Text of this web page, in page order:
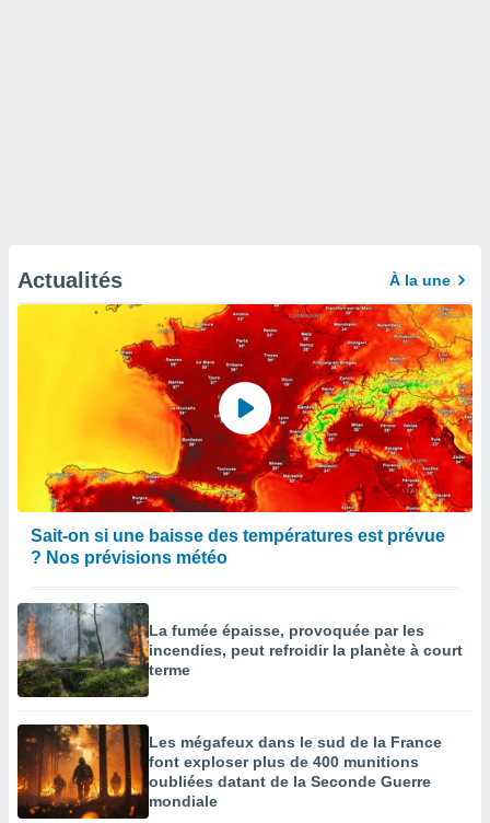
Actualités À la une
Sait-on si une baisse des températures est prévue
? Nos prévisions météo
La fumée épaisse, provoquée par les
incendies, peut refroidir la planète à court
terme
Les mégafeux dans le sud de la France
font exploser plus de 400 munitions
oubliées datant de la Seconde Guerre
mondiale